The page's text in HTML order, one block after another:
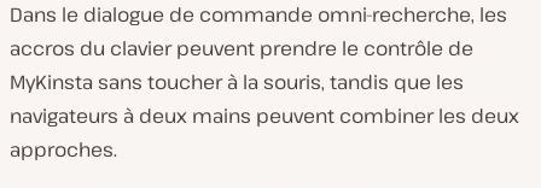
Dans le dialogue de commande omni-recherche, les
accros du clavier peuvent prendre le contrôle de
MyKinsta sans toucher à la souris, tandis que les
navigateurs à deux mains peuvent combiner les deux
approches.